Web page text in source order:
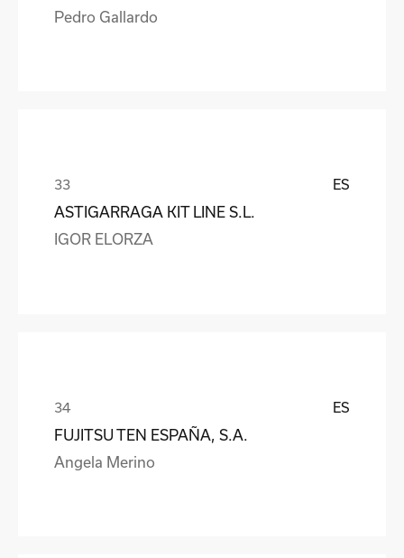
Pedro Gallardo
ES
ASTIGARRAGA KIT LINE S.L.
IGOR ELORZA
ES
FUJITSU TEN ESPAÑA, S.A.
Angela Merino